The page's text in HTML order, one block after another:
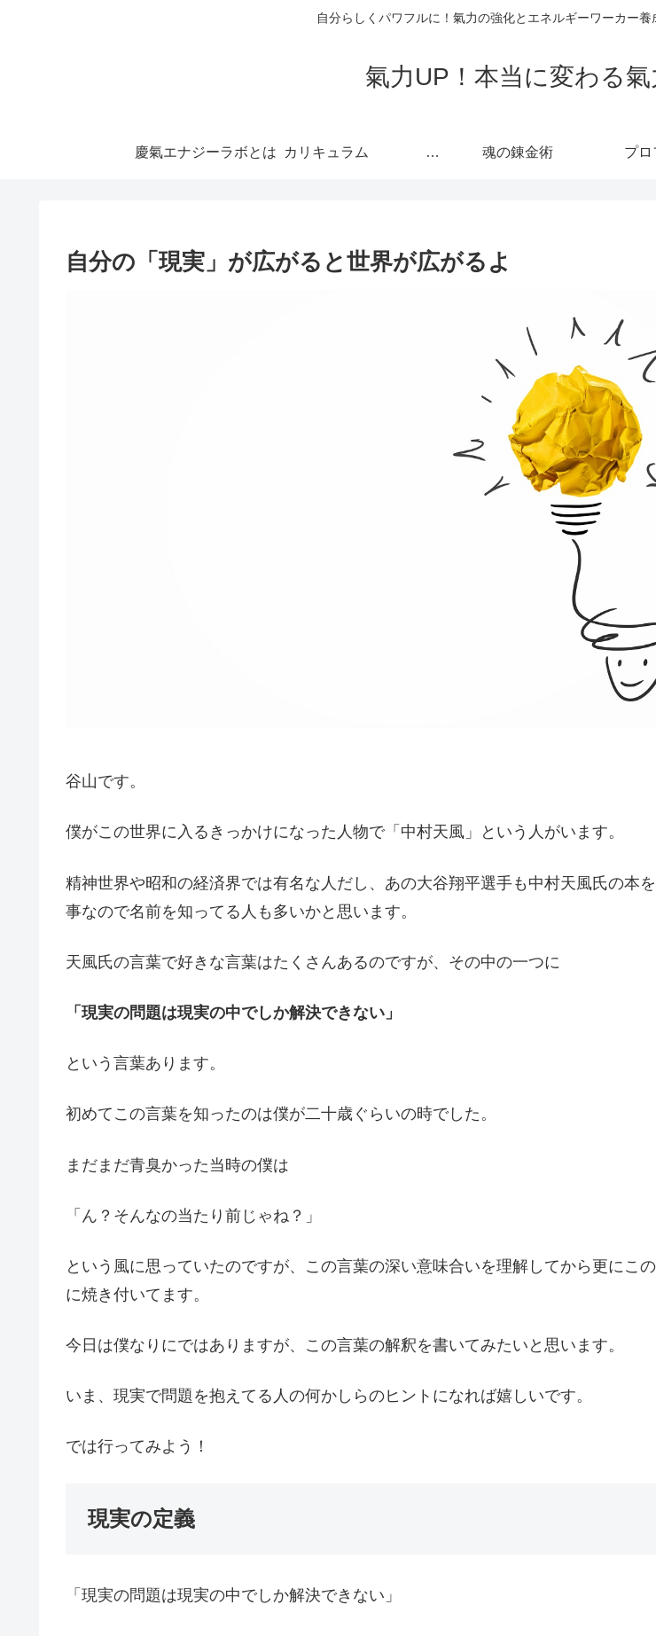
自分らしくパワフルに！氣力の強化とエネルギーワーカー
氣力UP！本当に変わる
慶氣エナジーラボとは カリキュラム 人生の主導権を取り戻し「真の自己」へ至る魂の覚醒プロセス 魂の錬金術 プ
自分の「現実」が広がると世界が広がるよ
谷山です。
僕がこの世界に入るきっかけになった人物で「中村天風」という人がいます。
精神世界や昭和の経済界では有名な人だし、あの大谷翔平選手も中村天風氏の本
事なので名前を知ってる人も多いかと思います。
天風氏の言葉で好きな言葉はたくさんあるのですが、その中の一つに
「現実の問題は現実の中でしか解決できない」
という言葉あります。
初めてこの言葉を知ったのは僕が二十歳ぐらいの時でした。
まだまだ青臭かった当時の僕は
「ん？そんなの当たり前じゃね？」
という風に思っていたのですが、この言葉の深い意味合いを理解してから更にこ
に焼き付いてます。
今日は僕なりにではありますが、この言葉の解釈を書いてみたいと思います。
いま、現実で問題を抱えてる人の何かしらのヒントになれば嬉しいです。
では行ってみよう！
現実の定義
「現実の問題は現実の中でしか解決できない」